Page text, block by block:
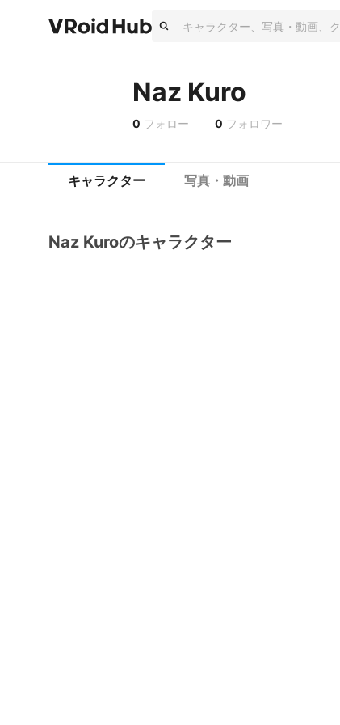
Naz Kuro
0 フォロー 0 フォロワー
キャラクター 写真・動画
Naz Kuroのキャラクター